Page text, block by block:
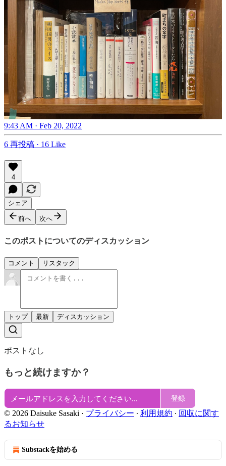
9:43 AM · Feb 20, 2022
6 再投稿 · 16 Like
4
シェア
前へ 次へ
このポストについてのディスカッション
コメント リスタック
トップ 最新 ディスカッション
ポストなし
もっと続けますか？
登録
© 2026 Daisuke Sasaki · プライバシー ∙ 利用規約 ∙ 回収に関す
るお知らせ
Substackを始める